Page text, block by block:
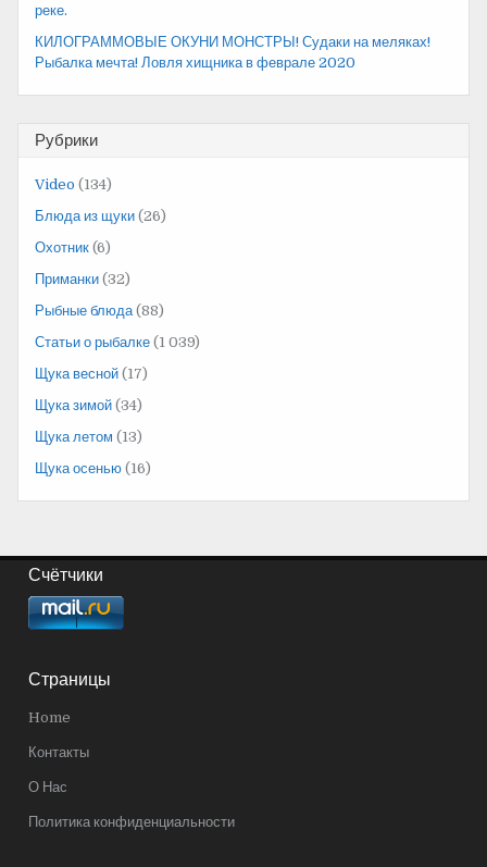
реке.
КИЛОГРАММОВЫЕ ОКУНИ МОНСТРЫ! Судаки на меляках!
Рыбалка мечта! Ловля хищника в феврале 2020
Рубрики
Video (134)
Блюда из щуки (26)
Охотник (6)
Приманки (32)
Рыбные блюда (88)
Статьи о рыбалке (1 039)
Щука весной (17)
Щука зимой (34)
Щука летом (13)
Щука осенью (16)
Счётчики
Страницы
Home
Контакты
О Нас
Политика конфиденциальности